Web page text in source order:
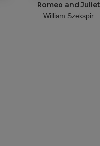
Romeo and Juliet
William Szekspir